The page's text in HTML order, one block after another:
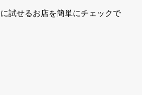
試せるお店を簡単にチェックで